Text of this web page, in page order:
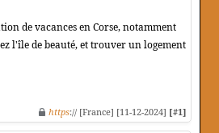
de vacances en Corse, notamment
l'île de beauté, et trouver un logement
https:// [France] [11-12-2024] [#1]